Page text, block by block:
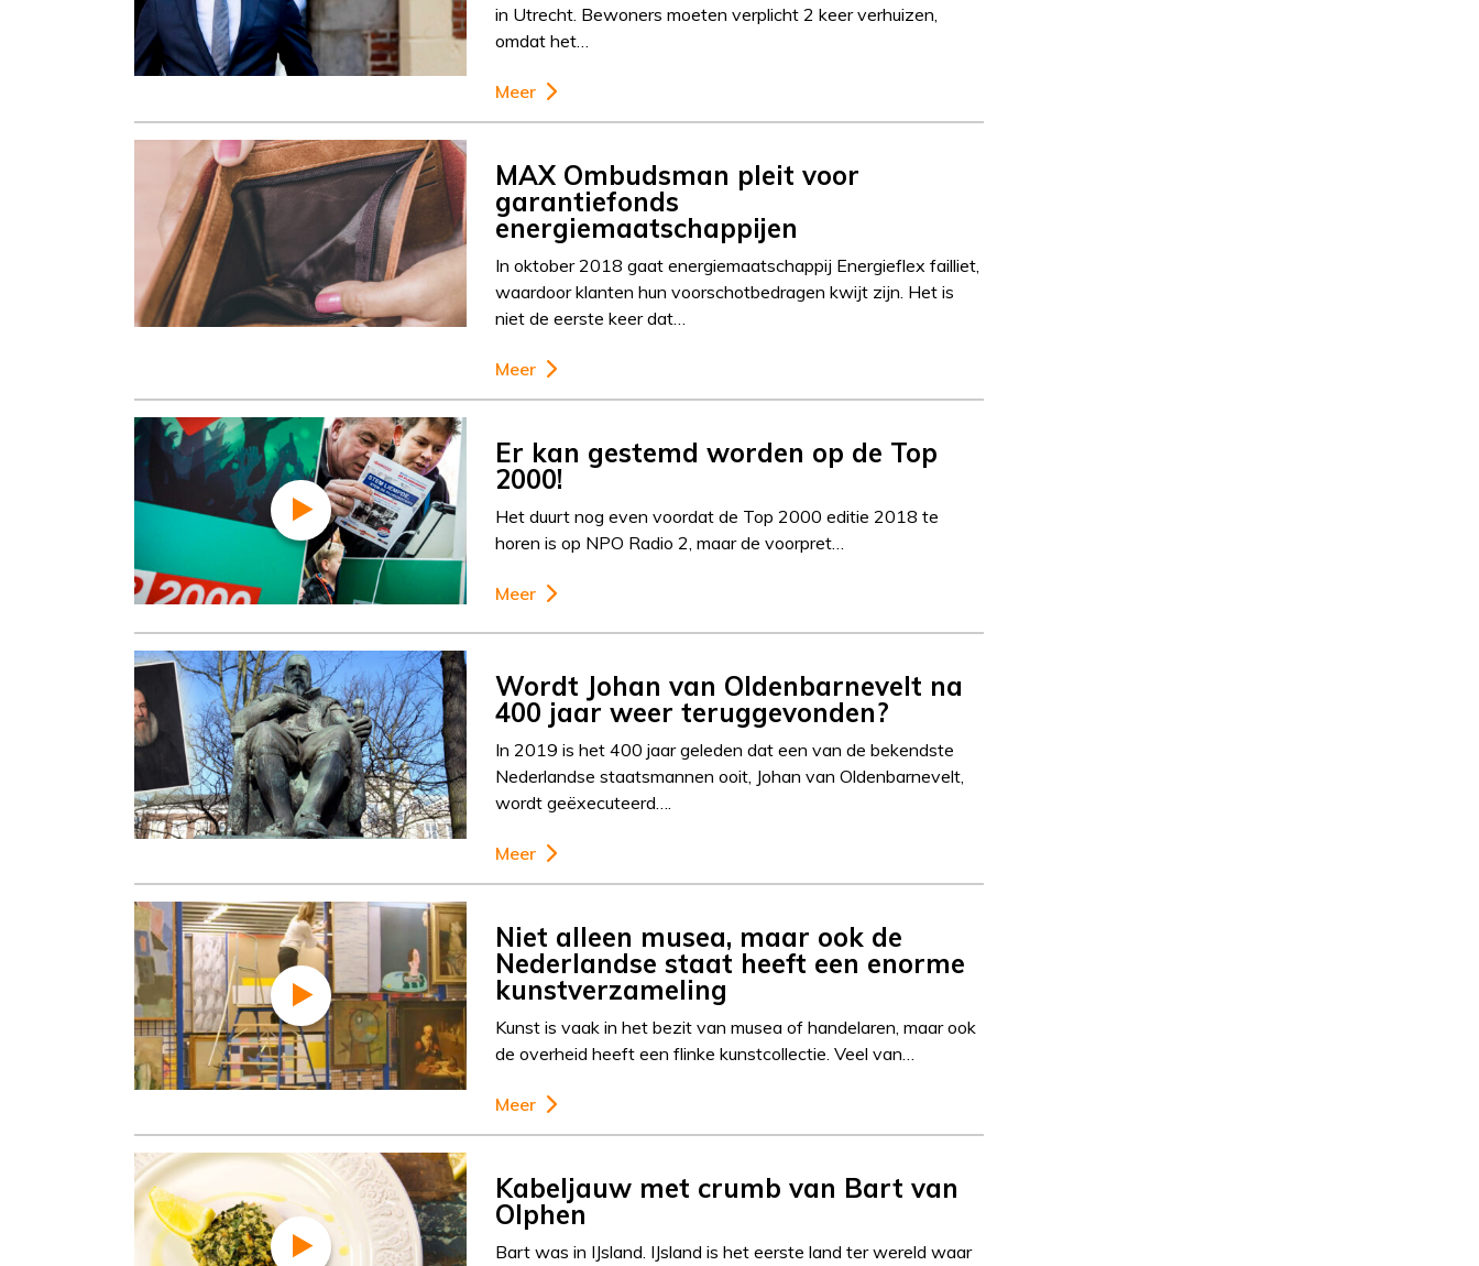
in Utrecht. Bewoners moeten verplicht 2 keer verhuizen,
omdat het…
Meer
MAX Ombudsman pleit voor
garantiefonds
energiemaatschappijen
In oktober 2018 gaat energiemaatschappij Energieflex failliet,
waardoor klanten hun voorschotbedragen kwijt zijn. Het is
niet de eerste keer dat…
Meer
Er kan gestemd worden op de Top
2000!
Het duurt nog even voordat de Top 2000 editie 2018 te
horen is op NPO Radio 2, maar de voorpret…
Meer
Wordt Johan van Oldenbarnevelt na
400 jaar weer teruggevonden?
In 2019 is het 400 jaar geleden dat een van de bekendste
Nederlandse staatsmannen ooit, Johan van Oldenbarnevelt,
wordt geëxecuteerd….
Meer
Niet alleen musea, maar ook de
Nederlandse staat heeft een enorme
kunstverzameling
Kunst is vaak in het bezit van musea of handelaren, maar ook
de overheid heeft een flinke kunstcollectie. Veel van…
Meer
Kabeljauw met crumb van Bart van
Olphen
Bart was in IJsland. IJsland is het eerste land ter wereld waar